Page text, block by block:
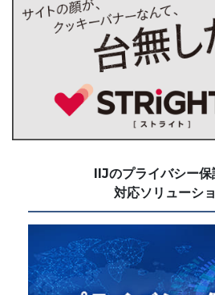
IIJのプライバシー保
対応ソリューシ